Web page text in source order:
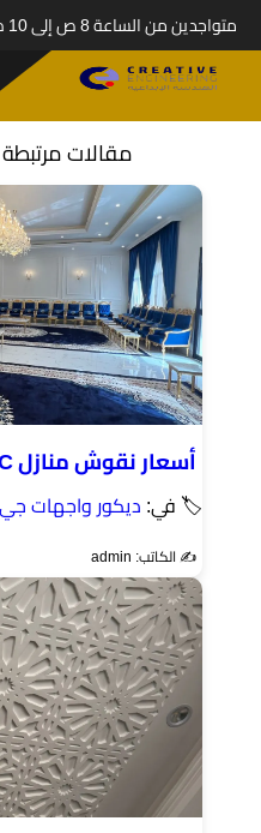
متواجدين من الساعة 8 ص إلى 10 م
مقالات
أسعار نقوش منازل GRC الرياض
🏷 في: ديكور واجهات
✍️ الكاتب: admin